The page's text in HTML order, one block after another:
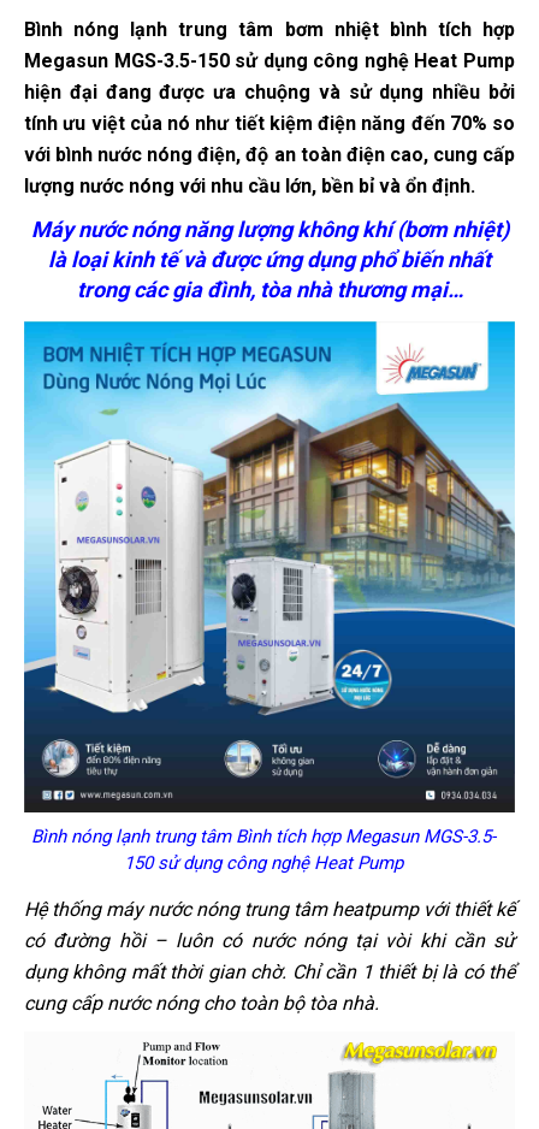
Bình nóng lạnh trung tâm bơm nhiệt bình tích hợp
Megasun MGS-3.5-150 sử dụng công nghệ Heat Pump
hiện đại đang được ưa chuộng và sử dụng nhiều bởi
tính ưu việt của nó như tiết kiệm điện năng đến 70% so
với bình nước nóng điện, độ an toàn điện cao, cung cấp
lượng nước nóng với nhu cầu lớn, bền bỉ và ổn định.
Máy nước nóng năng lượng không khí (bơm nhiệt)
là loại kinh tế và được ứng dụng phổ biến nhất
trong các gia đình, tòa nhà thương mại…
Bình nóng lạnh trung tâm Bình tích hợp Megasun MGS-3.5-
150 sử dụng công nghệ Heat Pump
Hệ thống máy nước nóng trung tâm heatpump với thiết kế
có đường hồi – luôn có nước nóng tại vòi khi cần sử
dụng không mất thời gian chờ. Chỉ cần 1 thiết bị là có thể
cung cấp nước nóng cho toàn bộ tòa nhà.